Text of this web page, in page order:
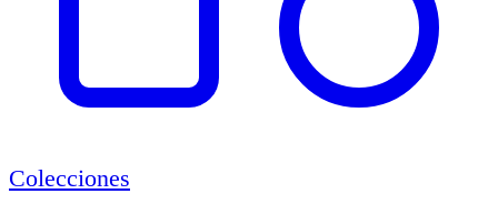
Colecciones